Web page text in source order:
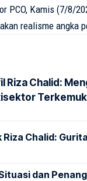
PCO, Kamis (7/8/
realisme angka
Riza Chalid:
Riza Chalid:
dan